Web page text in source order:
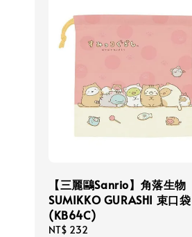
【三麗鷗Sanrio】角落生物
SUMIKKO GURASHI 束口袋
(KB64C)
Regular
NT$ 232